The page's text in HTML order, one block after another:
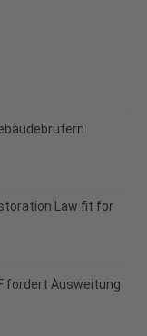
Law fit for
fordert Ausweitung